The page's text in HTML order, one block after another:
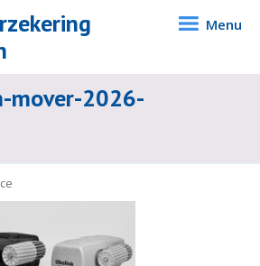
Menu
mover-2026-